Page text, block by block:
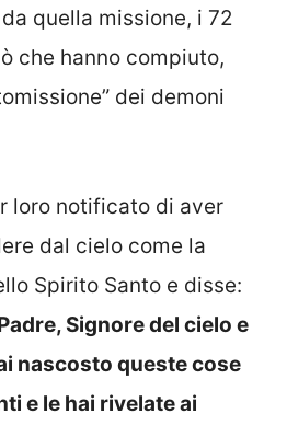
quella missione, i 72
che hanno compiuto,
dei demoni
loro notificato di aver
dal cielo come la
Spirito Santo e disse:
Signore del cielo e
nascosto queste cose
e le hai rivelate ai